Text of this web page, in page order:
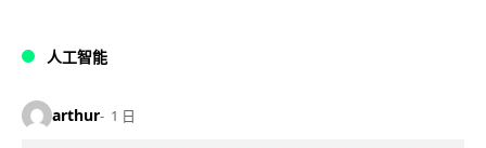
人工智能
arthur 1 日